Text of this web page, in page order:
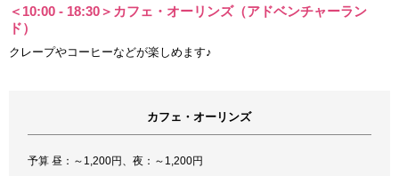
＜10:00 - 18:30＞カフェ・オーリンズ（アドベンチャーラン
ド）
クレープやコーヒーなどが楽しめます♪
カフェ・オーリンズ
予算 昼：～1,200円、夜：～1,200円